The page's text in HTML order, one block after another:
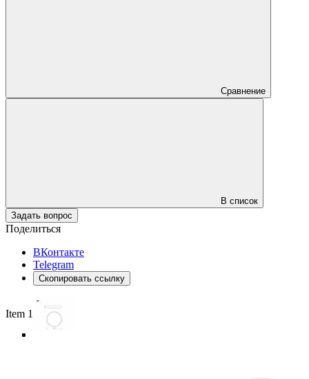
Сравнение
В список
Задать вопрос
Поделиться
ВКонтакте
Telegram
Скопировать ссылку
Item 1 of 5